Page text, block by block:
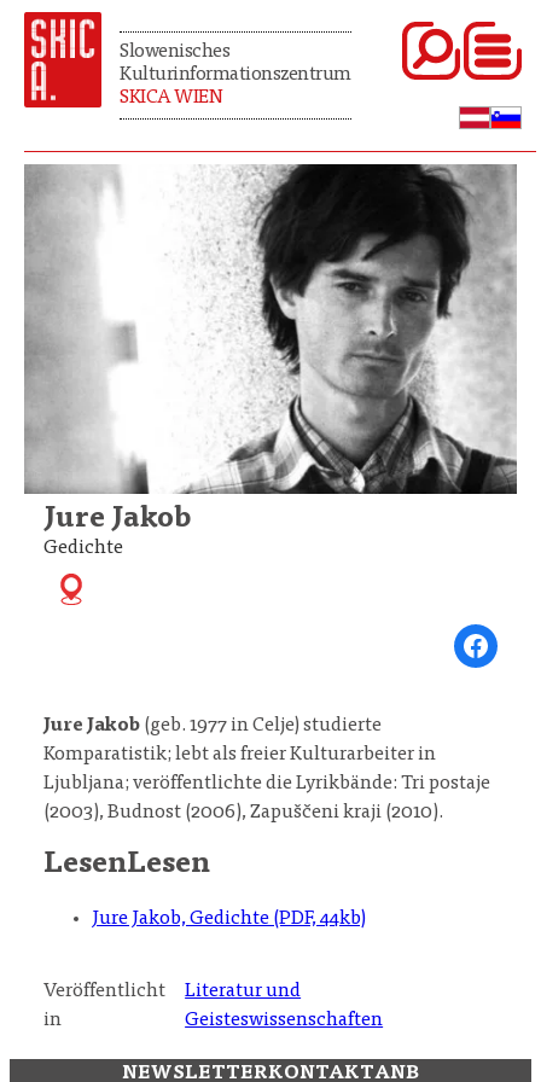
Slowenisches
Kulturinformationszentrum
SKICA WIEN
Jure Jakob
Gedichte
Share on
Jure Jakob (geb. 1977 in Celje) studierte
Komparatistik; lebt als freier Kulturarbeiter in
Ljubljana; veröffentlichte die Lyrikbände: Tri postaje
(2003), Budnost (2006), Zapuščeni kraji (2010).
LesenLesen
Jure Jakob, Gedichte (PDF, 44kb)
Veröffentlicht
in
Literatur und
Geisteswissenschaften
NEWSLETTERKONTAKTANB